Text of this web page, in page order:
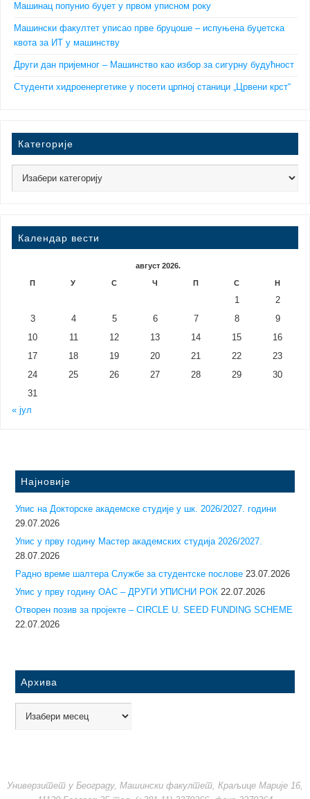
Машинац попунио буџет у првом уписном року
Машински факултет уписао прве бруцоше – испуњена буџетска
квота за ИТ у машинству
Други дан пријемног – Машинство као избор за сигурну будућност
Студенти хидроенергетике у посети црпној станици „Црвени крст“
Категорије
Календар вести
август 2026.
П У С Ч П С Н
1
2
3
4 5 6 7 8
9
10
11 12 13 14 15
16
17
18 19 20 21 22
23
24
25 26 27 28 29
30
31
« јул
Најновије
Упис на Докторске академске студије у шк. 2026/2027. години
29.07.2026
Упис у прву годину Mастер академских студија 2026/2027.
28.07.2026
Радно време шалтера Службе за студентске послове 23.07.2026
Упис у прву годину ОАС – ДРУГИ УПИСНИ РОК 22.07.2026
Отворен позив за пројекте – CIRCLE U. SEED FUNDING SCHEME
22.07.2026
Архива
Универзитет у Београду, Машински факултет, Краљице Марије 16,